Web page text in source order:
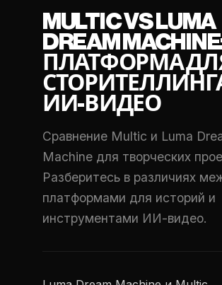
MULTIC VS LUMA
DREAM
ПЛАТФОРМА
ИИ-ВИДЕО
Сравнение Multic и Luma
Machine для творческих
Разберитесь в различиях
платформами для историй и
инструментами ИИ-видео.